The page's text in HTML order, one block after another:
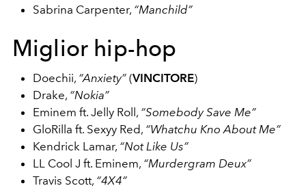
Sabrina Carpenter, “Manchild”
Miglior hip-hop
Doechii, “Anxiety” (VINCITORE)
Drake, “Nokia”
Eminem ft. Jelly Roll, “Somebody Save Me”
GloRilla ft. Sexyy Red, “Whatchu Kno About Me”
Kendrick Lamar, “Not Like Us”
LL Cool J ft. Eminem, “Murdergram Deux”
Travis Scott, “4X4”